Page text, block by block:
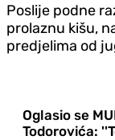
Poslije podne
prolaznu kišu,
predjelima od
Oglasio se
Todorovića: